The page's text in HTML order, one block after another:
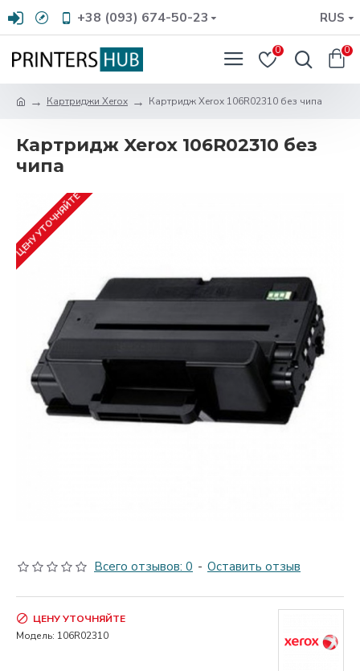
+38 (093) 674-50-23 RUS
0 0
Картриджи Xerox Картридж Xerox 106R02310 без чипа
Картридж Xerox 106R02310 без
чипа
ЦЕНУ УТОЧНЯЙТЕ
Всего отзывов: 0 - Оставить отзыв
ЦЕНУ УТОЧНЯЙТЕ
Модель: 106R02310